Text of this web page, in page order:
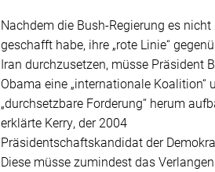
Nachdem die Bush-Regierung es nicht
geschafft habe, ihre „rote Linie“
Iran durchzusetzen, müsse Präsident
Obama eine „internationale Koalition“
„durchsetzbare Forderung“ herum
erklärte Kerry, der 2004
Präsidentschaftskandidat der
Diese müsse zumindest das